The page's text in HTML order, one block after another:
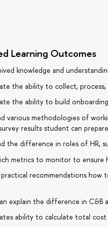
Learning Outcomes
knowledge and
the ability to collect, process,
the ability to build
various methodologies of
results student can
the difference in roles of HR,
metrics to monitor to
practical recommendations
explain the difference in C&B
ability to calculate total cost